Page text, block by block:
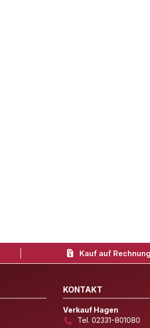
Kauf auf Rechnung
KONTAKT
Verkauf Hagen
Tel. 02331-801080